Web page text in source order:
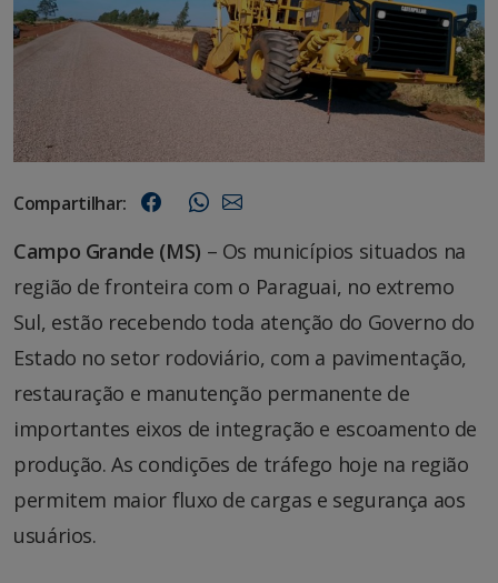
Compartilhar:
Campo Grande (MS) – Os municípios situados na
região de fronteira com o Paraguai, no extremo
Sul, estão recebendo toda atenção do Governo do
Estado no setor rodoviário, com a pavimentação,
restauração e manutenção permanente de
importantes eixos de integração e escoamento de
produção. As condições de tráfego hoje na região
permitem maior fluxo de cargas e segurança aos
usuários.